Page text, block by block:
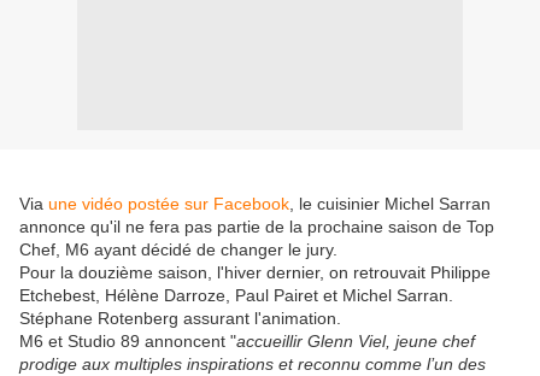
Via une vidéo postée sur Facebook , le cuisinier Michel Sarran
annonce qu'il ne fera pas partie de la prochaine saison de Top
Chef, M6 ayant décidé de changer le jury.
Pour la douzième saison, l'hiver dernier, on retrouvait Philippe
Etchebest, Hélène Darroze, Paul Pairet et Michel Sarran.
Stéphane Rotenberg assurant l'animation.
M6 et Studio 89 annoncent "accueillir Glenn Viel, jeune chef
prodige aux multiples inspirations et reconnu comme l’un des